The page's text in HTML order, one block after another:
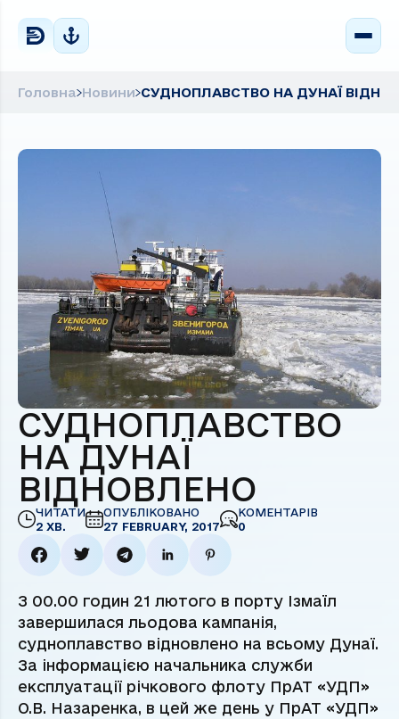
Головна Новини СУДНОПЛАВСТВО НА ДУНАЇ
СУДНОПЛАВСТВО
НА ДУНАЇ
ВІДНОВЛЕНО
ЧИТАТИ
2 ХВ.
ОПУБЛІКОВАНО
27 FEBRUARY, 2017
КОМЕНТАРІВ
0
З 00.00 годин 21 лютого в порту Ізмаїл
завершилася льодова кампанія,
судноплавство відновлено на всьому Дунаї.
За інформацією начальника служби
експлуатації річкового флоту ПрАТ «УДП»
О.В. Назаренка, в цей же день у ПрАТ «УДП»